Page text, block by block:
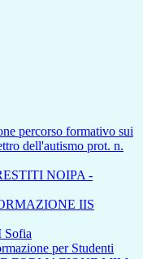
percorso formativo sui
dell'autismo prot. n.
NOIPA -
IIS
Sofia
per Studenti